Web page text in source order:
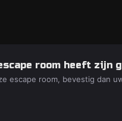
room heeft zijn
escape room, bevestig dan